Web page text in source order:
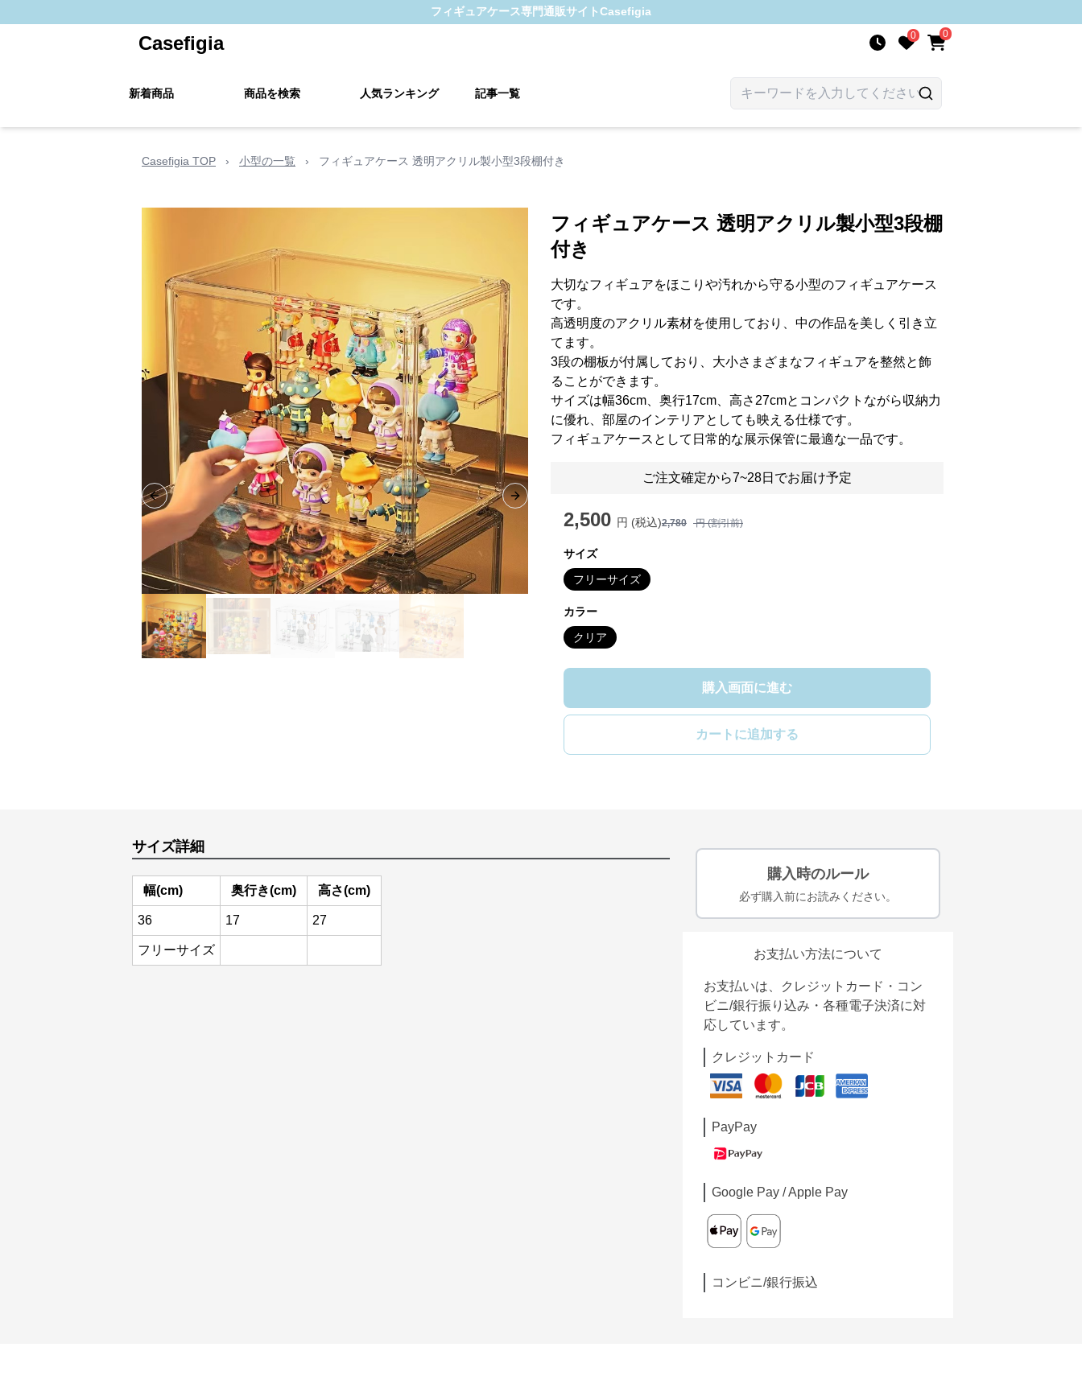
フィギュアケース専門通販サイトCasefigia
Casefigia 0 0
新着商品 商品を検索 人気ランキング 記事一覧
Casefigia TOP › 小型の一覧 › フィギュアケース 透明アクリル製小型3段棚付き
Previous slide Next slide
フィギュアケース 透明アクリル製小型3段棚
付き
大切なフィギュアをほこりや汚れから守る小型のフィギュアケース
です。
高透明度のアクリル素材を使用しており、中の作品を美しく引き立
てます。
3段の棚板が付属しており、大小さまざまなフィギュアを整然と飾
ることができます。
サイズは幅36cm、奥行17cm、高さ27cmとコンパクトながら収納力
に優れ、部屋のインテリアとしても映える仕様です。
フィギュアケースとして日常的な展示保管に最適な一品です。
ご注文確定から7~28日でお届け予定
2,500 円 (税込)2,780 円 (割引前)
サイズ
フリーサイズ
カラー
クリア
購入画面に進む
カートに追加する
サイズ詳細
幅(cm) 奥行き(cm) 高さ(cm)
36 17 27
フリーサイズ
購入時のルール
必ず購入前にお読みください。
お支払い方法について
お支払いは、クレジットカード・コン
ビニ/銀行振り込み・各種電子決済に対
応しています。
クレジットカード
PayPay
Google Pay / Apple Pay
コンビニ/銀行振込